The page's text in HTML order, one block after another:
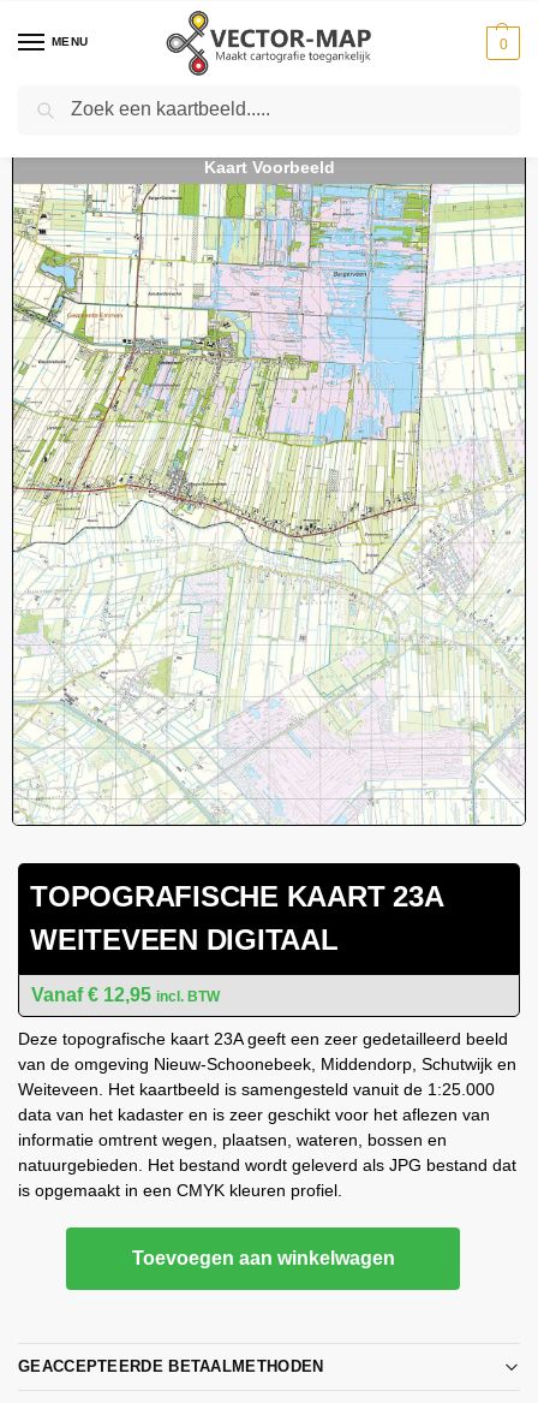
MENU 0
Home Kaarten - Topografische kaarten
TOPOGRAFISCHE KAART 23A
WEITEVEEN DIGITAAL
€ 12,95 incl. BTW
Deze topografische kaart 23A geeft een zeer gedetailleerd beeld
van de omgeving Nieuw-Schoonebeek, Middendorp, Schutwijk en
Weiteveen. Het kaartbeeld is samengesteld vanuit de 1:25.000
data van het kadaster en is zeer geschikt voor het aflezen van
informatie omtrent wegen, plaatsen, wateren, bossen en
natuurgebieden. Het bestand wordt geleverd als JPG bestand dat
is opgemaakt in een CMYK kleuren profiel.
Toevoegen aan winkelwagen
GEACCEPTEERDE BETAALMETHODEN